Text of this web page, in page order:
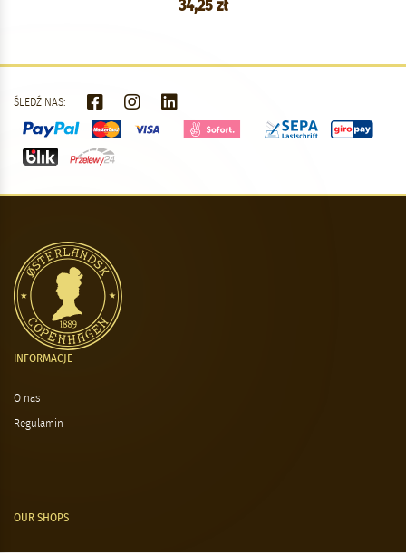
34,25 zł
ŚLEDŹ NAS:
INFORMACJE
O nas
Regulamin
OUR SHOPS